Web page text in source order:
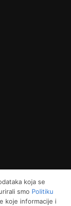
koja se
smo Politiku
koje informacije i